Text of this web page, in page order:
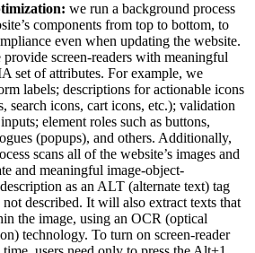
we run a background process
components from top to bottom, to
even when updating the website.
screen-readers with meaningful
set of attributes. For example, we
labels; descriptions for actionable icons
search icons, cart icons, etc.); validation
element roles such as buttons,
(popups), and others. Additionally,
scans all of the website’s images and
and meaningful image-object-
as an ALT (alternate text) tag
not described. It will also extract texts that
the image, using an OCR (optical
technology. To turn on screen-reader